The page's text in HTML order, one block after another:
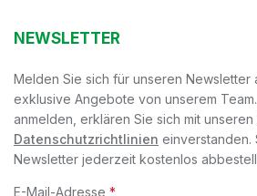
NEWSLETTER
Melden Sie sich für unseren Newsletter
exklusive Angebote von unserem
anmelden, erklären Sie sich mit unseren
Datenschutzrichtlinien einverstanden.
Newsletter jederzeit kostenlos
E-Mail-Adresse *